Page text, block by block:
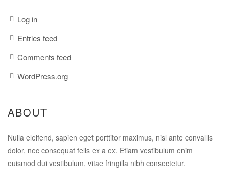
Log in
Entries feed
Comments feed
WordPress.org
ABOUT
Nulla eleifend, sapien eget porttitor maximus, nisl ante convallis
dolor, nec consequat felis ex a ex. Etiam vestibulum enim
euismod dui vestibulum, vitae fringilla nibh consectetur.